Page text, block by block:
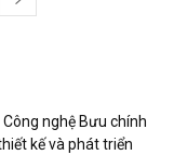
nghệ Bưu chính
kế và phát triển